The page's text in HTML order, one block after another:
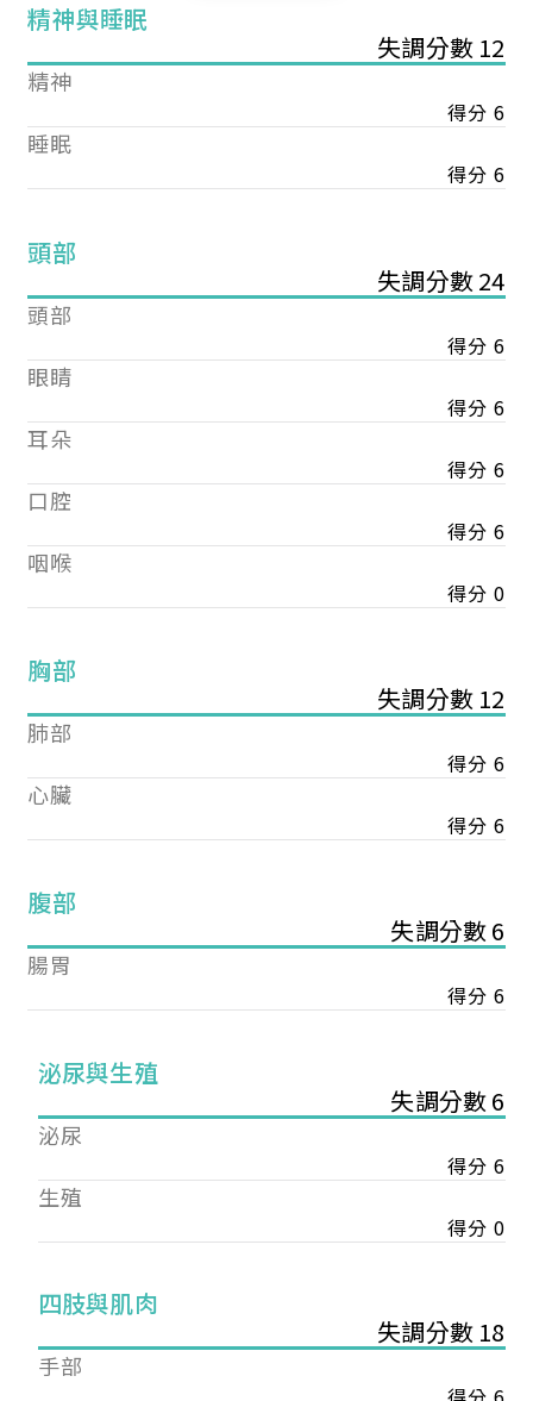
精神與睡眠
失調分數 12
精神
得分 6
睡眠
得分 6
頭部
失調分數 24
頭部
得分 6
眼睛
得分 6
耳朵
得分 6
口腔
得分 6
咽喉
得分 0
胸部
失調分數 12
肺部
得分 6
心臟
得分 6
腹部
失調分數 6
腸胃
得分 6
泌尿與生殖
失調分數 6
泌尿
得分 6
生殖
得分 0
四肢與肌肉
失調分數 18
手部
您已成功送出會員申請
您好，您的會員申請，已成功送出，經本協會理事
會審核通過後即通知您進行繳費，繳費資訊如下